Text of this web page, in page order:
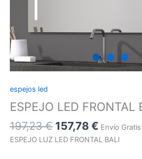
espejos led
ESPEJO LED FRONTAL
197,23€ 157,78€ Envío Gratis
ESPEJO LUZ LED FRONTAL BALI